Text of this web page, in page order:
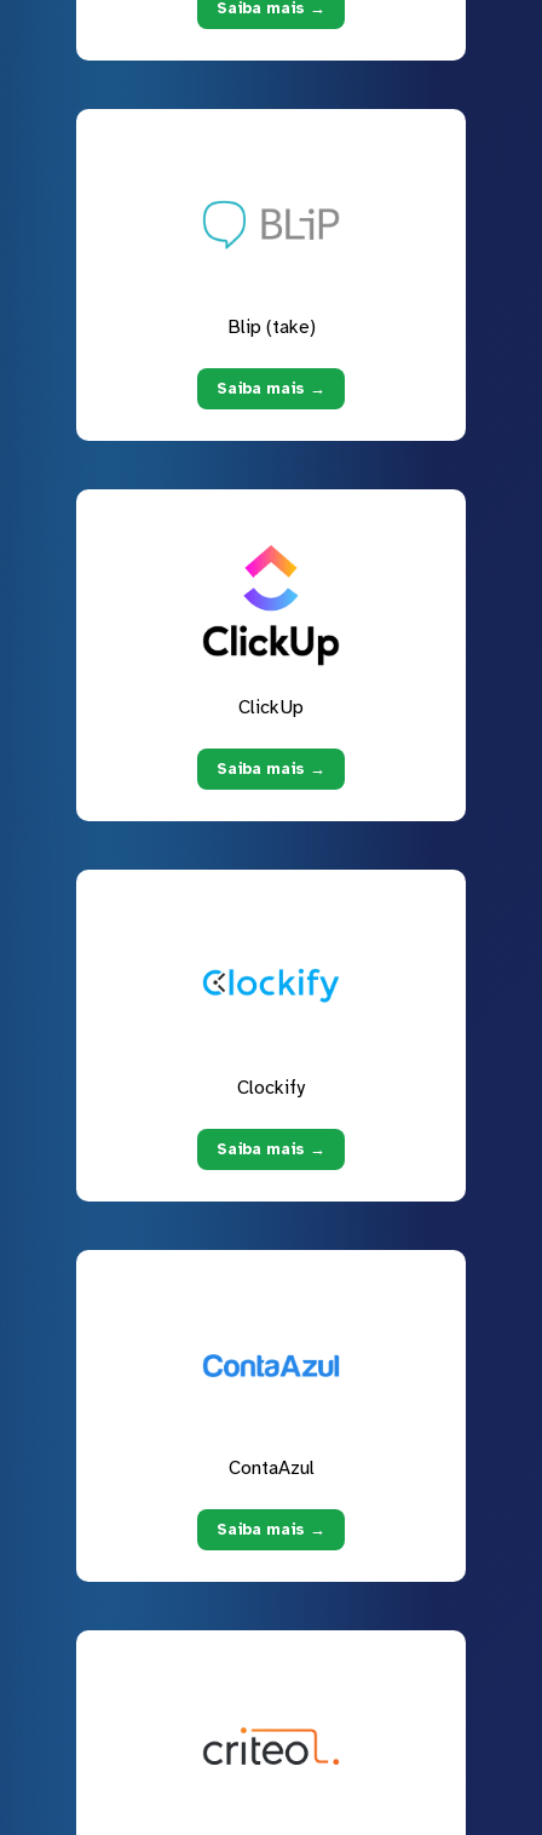
Saiba mais →
Blip (take)
Saiba mais →
ClickUp
Saiba mais →
Clockify
Saiba mais →
ContaAzul
Saiba mais →